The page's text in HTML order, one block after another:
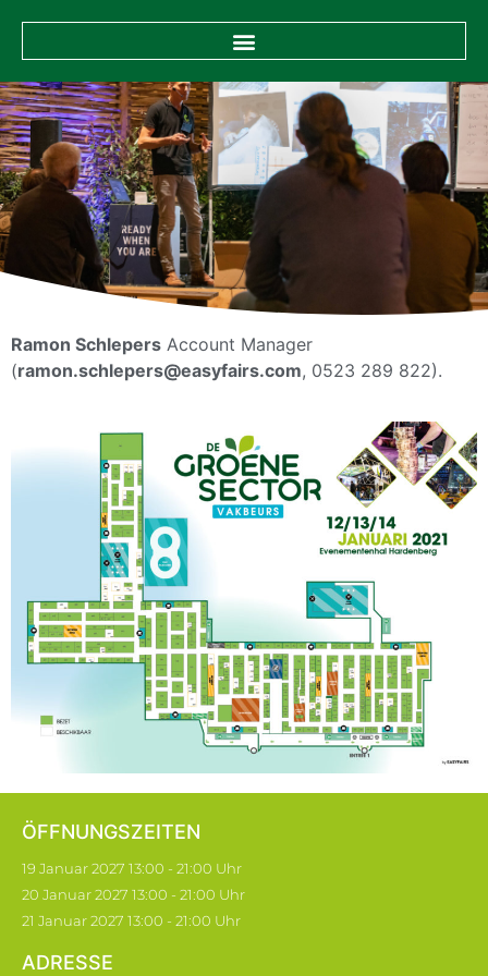
Ramon Schlepers Account Manager
(ramon.schlepers@easyfairs.com, 0523 289 822).
ÖFFNUNGSZEITEN
19 Januar 2027 13:00 - 21:00 Uhr
20 Januar 2027 13:00 - 21:00 Uhr
21 Januar 2027 13:00 - 21:00 Uhr
ADRESSE